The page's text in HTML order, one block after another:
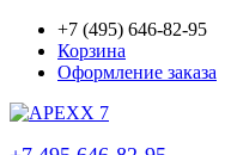
+7 (495) 646-82-95
Корзина
Оформление заказа